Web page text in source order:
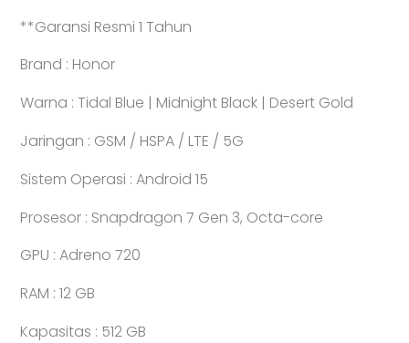
**Garansi Resmi 1 Tahun
Brand : Honor
Warna : Tidal Blue | Midnight Black | Desert Gold
Jaringan : GSM / HSPA / LTE / 5G
Sistem Operasi : Android 15
Prosesor : Snapdragon 7 Gen 3, Octa-core
GPU : Adreno 720
RAM : 12 GB
Kapasitas : 512 GB